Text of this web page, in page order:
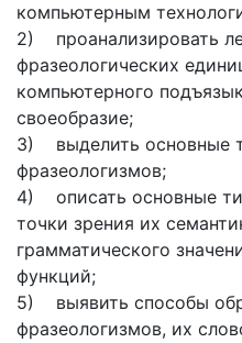
компьютерным
2) проанализировать
фразеологических
компьютерного
своеобразие;
3) выделить основные
фразеологизмов;
4) описать основные
точки зрения их
грамматического
функций;
5) выявить способы
фразеологизмов, их